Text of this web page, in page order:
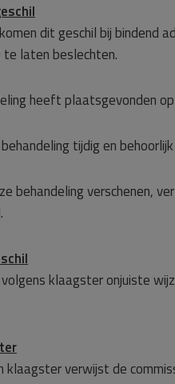
dit geschil bij bindend
te laten beslechten.
heeft plaatsgevonden
tijdig en
behandeling verschenen,
klaagster onjuiste
klaagster verwijst de